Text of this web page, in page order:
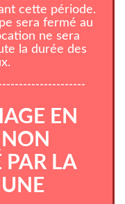
cette période.
sera fermé au
ne sera
la durée des
EN
PAR LA